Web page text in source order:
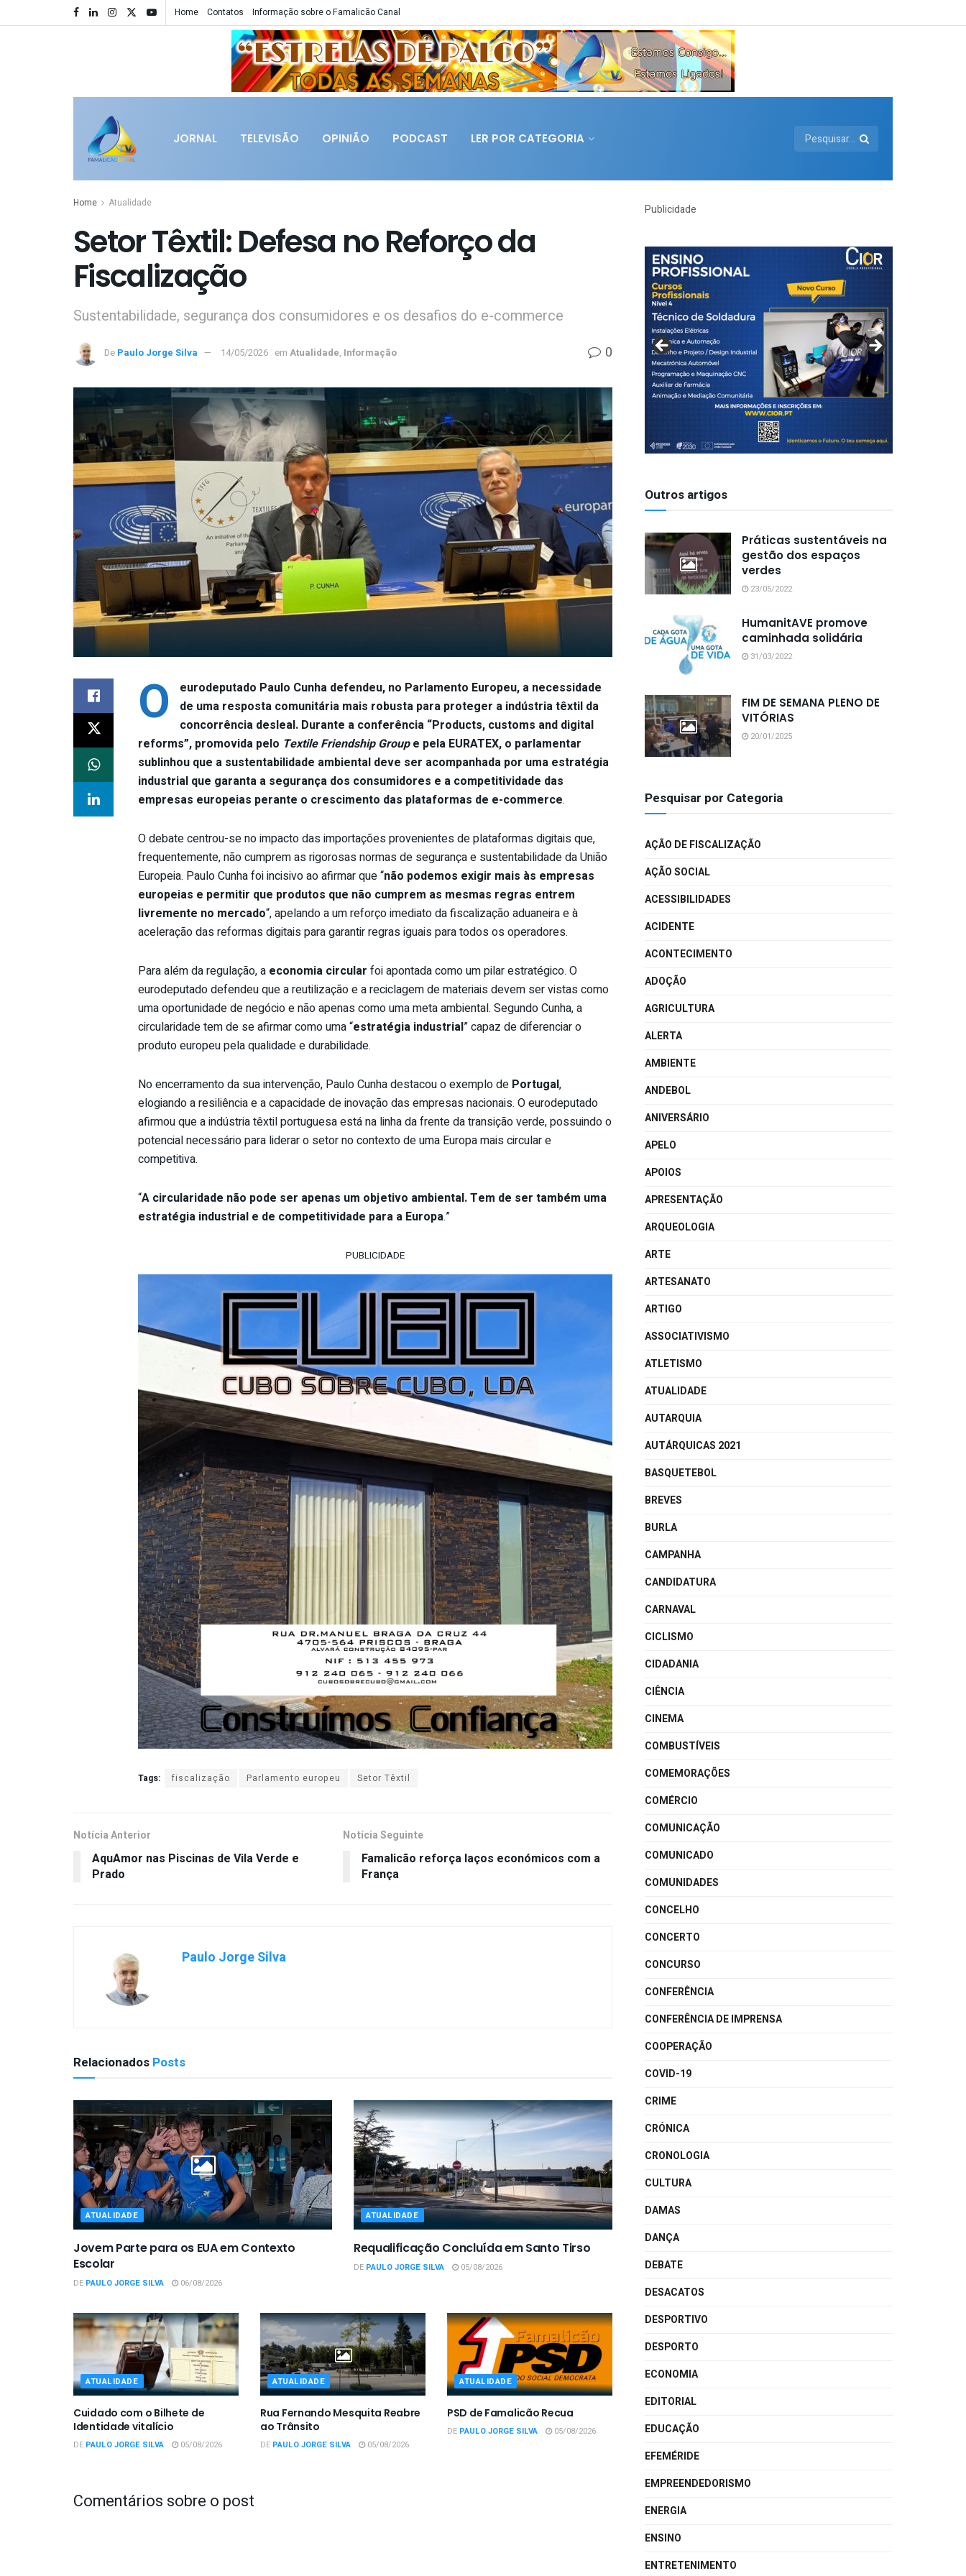
Home Contatos Informação sobre o Famalicão Canal
JORNAL TELEVISÃO OPINIÃO PODCAST LER POR CATEGORIA
Home Atualidade
Setor Têxtil: Defesa no Reforço da
Fiscalização
Sustentabilidade, segurança dos consumidores e os desafios do e-commerce
De Paulo Jorge Silva 14/05/2026 em Atualidade, Informação 0
O
eurodeputado Paulo Cunha defendeu, no Parlamento Europeu, a necessidade
de uma resposta comunitária mais robusta para proteger a indústria têxtil da
concorrência desleal. Durante a conferência “Products, customs and digital
reforms”, promovida pelo Textile Friendship Groupe pela EURATEX, o parlamentar
sublinhou que a sustentabilidade ambiental deve ser acompanhada por uma estratégia
industrial que garanta a segurança dos consumidores e a competitividade das
empresas europeias perante o crescimento das plataformas de e-commerce.
O debate centrou-se no impacto das importações provenientes de plataformas digitais que,
frequentemente, não cumprem as rigorosas normas de segurança e sustentabilidade da União
Europeia. Paulo Cunha foi incisivo ao afirmar que “não podemos exigir mais às empresas
europeias e permitir que produtos que não cumprem as mesmas regras entrem
livremente no mercado“, apelando a um reforço imediato da fiscalização aduaneira e à
aceleração das reformas digitais para garantir regras iguais para todos os operadores.
Para além da regulação, a economia circular foi apontada como um pilar estratégico. O
eurodeputado defendeu que a reutilização e a reciclagem de materiais devem ser vistas como
uma oportunidade de negócio e não apenas como uma meta ambiental. Segundo Cunha, a
circularidade tem de se afirmar como uma “estratégia industrial” capaz de diferenciar o
produto europeu pela qualidade e durabilidade.
No encerramento da sua intervenção, Paulo Cunha destacou o exemplo de Portugal,
elogiando a resiliência e a capacidade de inovação das empresas nacionais. O eurodeputado
afirmou que a indústria têxtil portuguesa está na linha da frente da transição verde, possuindo o
potencial necessário para liderar o setor no contexto de uma Europa mais circular e
competitiva.
“A circularidade não pode ser apenas um objetivo ambiental. Tem de ser também uma
estratégia industrial e de competitividade para a Europa.”
PUBLICIDADE
Tags: fiscalização Parlamento europeu Setor Têxtil
Notícia Anterior
AquAmor nas Piscinas de Vila Verde e
Prado
Notícia Seguinte
Famalicão reforça laços económicos com a
França
Paulo Jorge Silva
Relacionados Posts
ATUALIDADE
Jovem Parte para os EUA em Contexto
Escolar
DE PAULO JORGE SILVA 06/08/2026
ATUALIDADE
Requalificação Concluída em Santo Tirso
DE PAULO JORGE SILVA 05/08/2026
ATUALIDADE
Cuidado com o Bilhete de
Identidade vitalício
DE PAULO JORGE SILVA 05/08/2026
ATUALIDADE
Rua Fernando Mesquita Reabre
ao Trânsito
DE PAULO JORGE SILVA 05/08/2026
ATUALIDADE
PSD de Famalicão Recua
DE PAULO JORGE SILVA 05/08/2026
Comentários sobre o post
Publicidade
Outros artigos
Práticas sustentáveis na
gestão dos espaços
verdes
23/05/2022
HumanitAVE promove
caminhada solidária
31/03/2022
FIM DE SEMANA PLENO DE
VITÓRIAS
20/01/2025
Pesquisar por Categoria
AÇÃO DE FISCALIZAÇÃO
AÇÃO SOCIAL
ACESSIBILIDADES
ACIDENTE
ACONTECIMENTO
ADOÇÃO
AGRICULTURA
ALERTA
AMBIENTE
ANDEBOL
ANIVERSÁRIO
APELO
APOIOS
APRESENTAÇÃO
ARQUEOLOGIA
ARTE
ARTESANATO
ARTIGO
ASSOCIATIVISMO
ATLETISMO
ATUALIDADE
AUTARQUIA
AUTÁRQUICAS 2021
BASQUETEBOL
BREVES
BURLA
CAMPANHA
CANDIDATURA
CARNAVAL
CICLISMO
CIDADANIA
CIÊNCIA
CINEMA
COMBUSTÍVEIS
COMEMORAÇÕES
COMÉRCIO
COMUNICAÇÃO
COMUNICADO
COMUNIDADES
CONCELHO
CONCERTO
CONCURSO
CONFERÊNCIA
CONFERÊNCIA DE IMPRENSA
COOPERAÇÃO
COVID-19
CRIME
CRÓNICA
CRONOLOGIA
CULTURA
DAMAS
DANÇA
DEBATE
DESACATOS
DESPORTIVO
DESPORTO
ECONOMIA
EDITORIAL
EDUCAÇÃO
EFEMÉRIDE
EMPREENDEDORISMO
ENERGIA
ENSINO
ENTRETENIMENTO